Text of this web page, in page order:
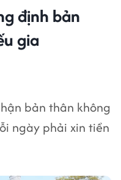
định bản
gia
bản thân không
ngày phải xin tiền